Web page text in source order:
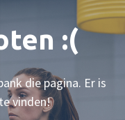
:(
die pagina. Er is
vinden!